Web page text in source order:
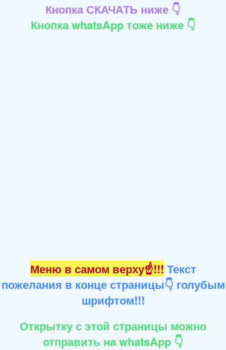
Кнопка СКАЧАТЬ ниже 👇
Кнопка whatsApp тоже ниже 👇
Меню в самом верху☝!!! Текст
пожелания в конце страницы👇 голубым
шрифтом!!!
Открытку с этой страницы можно
отправить на whatsApp 👇